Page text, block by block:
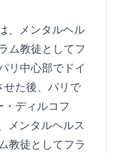
メンタルヘルス
教徒としてフラ